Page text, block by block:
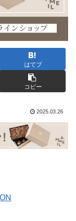
はてブ
コピー
2025.03.26